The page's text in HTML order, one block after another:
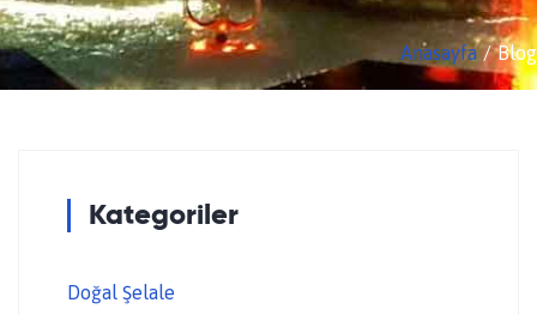
Anasayfa Blog
Kategoriler
Doğal Şelale